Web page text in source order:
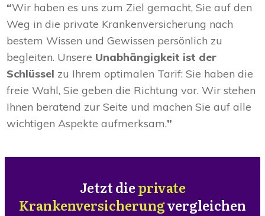
“Wir haben es uns zum Ziel gemacht, Sie auf den
Weg in die private Krankenversicherung nach
bestem Wissen und Gewissen persönlich zu
begleiten. Unsere Unabhängigkeit ist der
Schlüssel zu Ihrem optimalen Tarif: Sie haben die
freie Wahl, Sie geben die Richtung vor. Wir stehen
Ihnen beratend zur Seite und machen Sie auf alle
wichtigen Aspekte aufmerksam.”
Jetzt dieprivate
Krankenversicherungvergleichen